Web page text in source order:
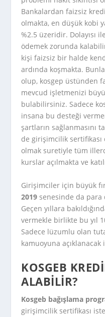
Bankalardan faizsiz
olmakta, en düşük kobi
%2.5 üzeridir. Dolayısı
ödemek zorunda
kişi faizsiz bir halde
ardında koşmakta.
olup, kosgep üstünden
mevcud işletmenizi
bulabilirsiniz. Sadece
insana bu desteği
şartların sağlanmasını
de girişimcilik
olmak suretiyle tüm
kurslar açılmakta ve
Girişimciler için büyük
2019 senesinde da para
Geçen yıllara
vermekle birlikte bu yıl
Sadece lüzumlu olan
kamuoyuna
KOSGEB
ALABILIR?
Kosgeb bağışlama
girişimcilik sertifikası